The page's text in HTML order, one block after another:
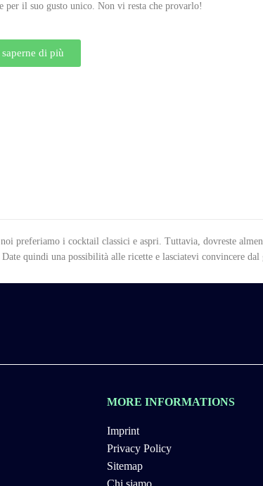
per il suo gusto unico. Non vi resta che provarlo!
saperne di più
preferiamo i cocktail classici e aspri. Tuttavia, dovreste
quindi una possibilità alle ricette e lasciatevi convincere dal
MORE INFORMATIONS
Imprint
Privacy Policy
Sitemap